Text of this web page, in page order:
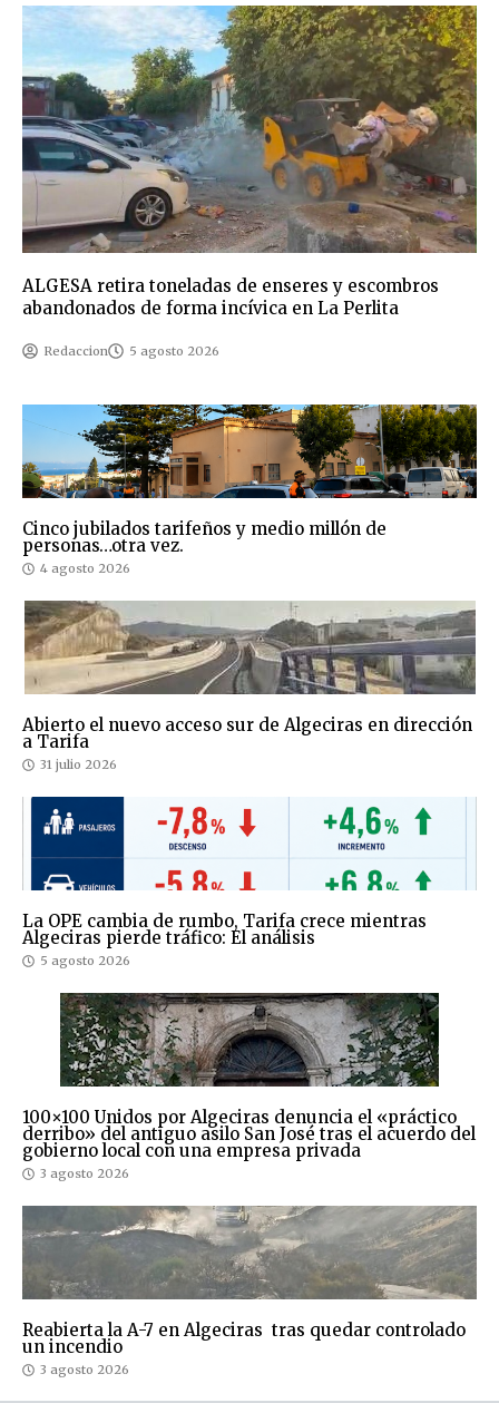
ALGESA retira toneladas de enseres y escombros
abandonados de forma incívica en La Perlita
Redaccion 5 agosto 2026
Cinco jubilados tarifeños y medio millón de
personas…otra vez.
4 agosto 2026
Abierto el nuevo acceso sur de Algeciras en dirección
a Tarifa
31 julio 2026
La OPE cambia de rumbo, Tarifa crece mientras
Algeciras pierde tráfico: El análisis
5 agosto 2026
100×100 Unidos por Algeciras denuncia el «práctico
derribo» del antiguo asilo San José tras el acuerdo del
gobierno local con una empresa privada
3 agosto 2026
Reabierta la A-7 en Algeciras tras quedar controlado
un incendio
3 agosto 2026